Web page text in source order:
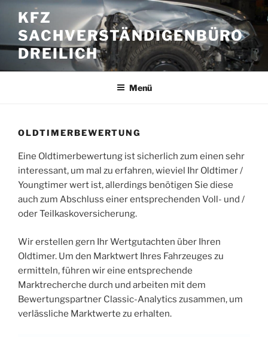
Inhalt
springen
KFZ
SACHVERSTÄNDIGENBÜRO
DREILICH
Menü
OLDTIMERBEWERTUNG
Eine Oldtimerbewertung ist sicherlich zum einen sehr
interessant, um mal zu erfahren, wieviel Ihr Oldtimer /
Youngtimer wert ist, allerdings benötigen Sie diese
auch zum Abschluss einer entsprechenden Voll- und /
oder Teilkaskoversicherung.
Wir erstellen gern Ihr Wertgutachten über Ihren
Oldtimer. Um den Marktwert Ihres Fahrzeuges zu
ermitteln, führen wir eine entsprechende
Marktrecherche durch und arbeiten mit dem
Bewertungspartner Classic-Analytics zusammen, um
verlässliche Marktwerte zu erhalten.